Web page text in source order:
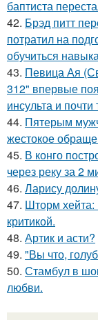
баптиста
42. Брэд питт
потратил на
обучиться
43. Певица Ая
312" впервые
инсульта и
44. Пятерым
жестокое
45. В конго
через реку за 2
46. Ларису
47. Шторм хейта:
критикой.
48. Артик и асти?
49. "Вы что,
50. Стамбул в
любви.